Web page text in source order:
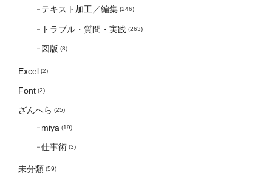
テキスト加工／編集 (246)
トラブル・質問・実践 (263)
図版 (8)
Excel (2)
Font (2)
ざんへら (25)
miya (19)
仕事術 (3)
未分類 (59)